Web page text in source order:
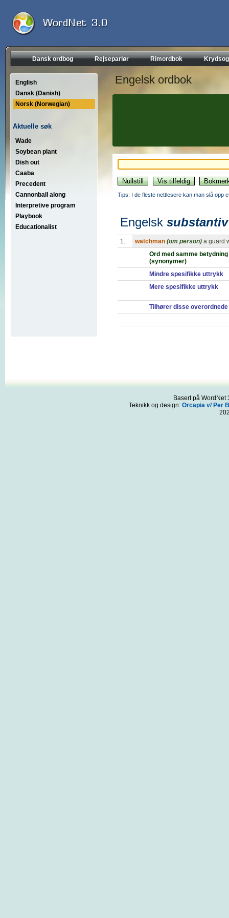
Dansk ordbog Rejseparlør Rimordbok
English
Dansk (Danish)
Norsk (Norwegian)
Aktuelle søk
Wade
Soybean plant
Dish out
Caaba
Precedent
Cannonball along
Interpretive program
Playbook
Educationalist
Engelsk ordbok
Tips: I de fleste nettlesere kan man slå opp
Engelsk substantiv
1. watchman (om person) a guard
Ord med samme betydning
(synonymer)
Mindre spesifikke uttrykk
Mere spesifikke uttrykk
Tilhører disse
Basert på
Teknikk og design: Orcapia v/ Per